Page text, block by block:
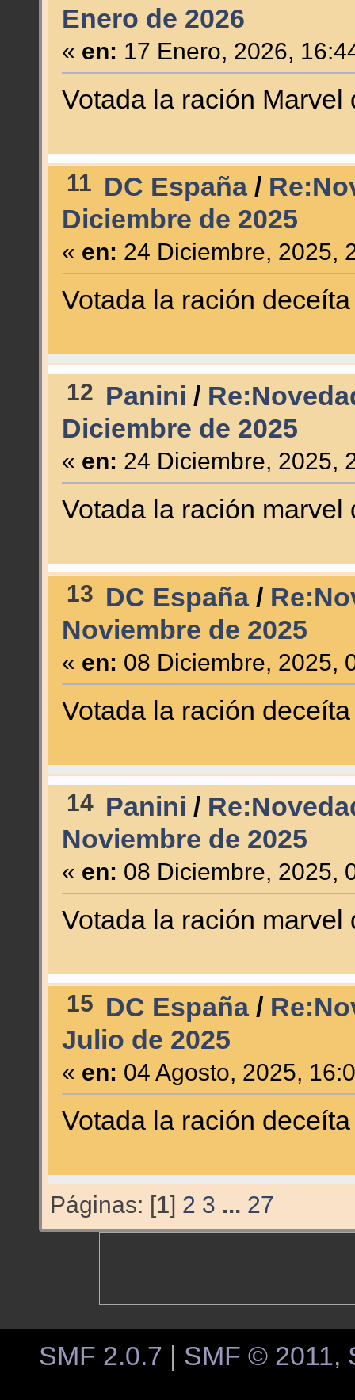
Enero de 2026
« en: 17 Enero, 2026,
Votada la ración Marvel
11 DC España/
Diciembre de 2025
« en: 24 Diciembre, 2025,
Votada la ración
12 Panini /
Diciembre de 2025
« en: 24 Diciembre, 2025,
Votada la ración marvel
13 DC España/
Noviembre de 2025
« en: 08 Diciembre, 2025,
Votada la ración
14 Panini /
Noviembre de 2025
« en: 08 Diciembre, 2025,
Votada la ración marvel
15 DC España/
Julio de 2025
« en: 04 Agosto, 2025,
Votada la ración
Páginas: [1] 2 3 ... 27
SMF 2.0.7 SMF © 2011,